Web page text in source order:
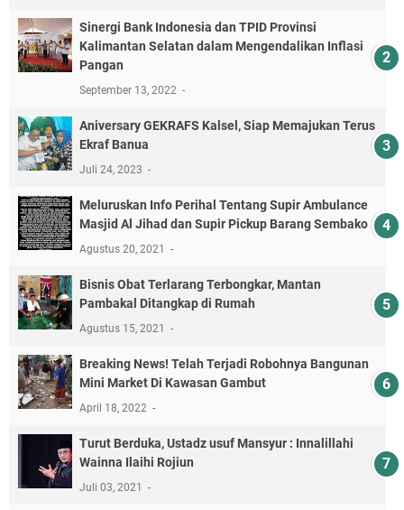
Sinergi Bank Indonesia dan TPID Provinsi
Kalimantan Selatan dalam Mengendalikan Inflasi
Pangan
September 13, 2022
Aniversary GEKRAFS Kalsel, Siap Memajukan Terus
Ekraf Banua
Juli 24, 2023
Meluruskan Info Perihal Tentang Supir Ambulance
Masjid Al Jihad dan Supir Pickup Barang Sembako
Agustus 20, 2021
Bisnis Obat Terlarang Terbongkar, Mantan
Pambakal Ditangkap di Rumah
Agustus 15, 2021
Breaking News! Telah Terjadi Robohnya Bangunan
Mini Market Di Kawasan Gambut
April 18, 2022
Turut Berduka, Ustadz usuf Mansyur : Innalillahi
Wainna Ilaihi Rojiun
Juli 03, 2021